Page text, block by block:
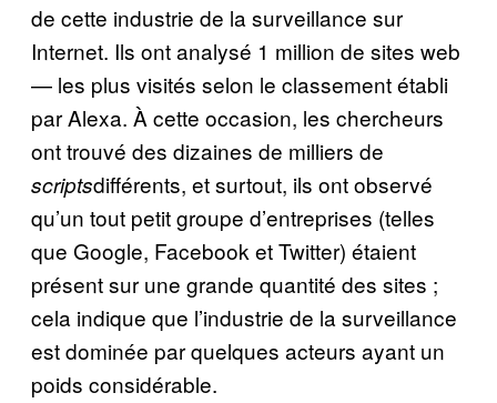
de cette industrie de la surveillance sur
Internet. Ils ont analysé 1 million de sites web
— les plus visités selon le classement établi
par Alexa. À cette occasion, les chercheurs
ont trouvé des dizaines de milliers de
scriptsdifférents, et surtout, ils ont observé
qu’un tout petit groupe d’entreprises (telles
que Google, Facebook et Twitter) étaient
présent sur une grande quantité des sites ;
cela indique que l’industrie de la surveillance
est dominée par quelques acteurs ayant un
poids considérable.